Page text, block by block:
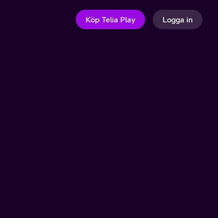
Köp Telia Play Logga in